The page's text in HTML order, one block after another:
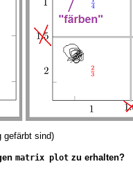
gefärbt sind)
matrix plot zu erhalten?